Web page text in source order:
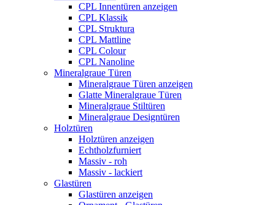
CPL Innentüren anzeigen
CPL Klassik
CPL Struktura
CPL Mattline
CPL Colour
CPL Nanoline
Mineralgraue Türen
Mineralgraue Türen anzeigen
Glatte Mineralgraue Türen
Mineralgraue Stiltüren
Mineralgraue Designtüren
Holztüren
Holztüren anzeigen
Echtholzfurniert
Massiv - roh
Massiv - lackiert
Glastüren
Glastüren anzeigen